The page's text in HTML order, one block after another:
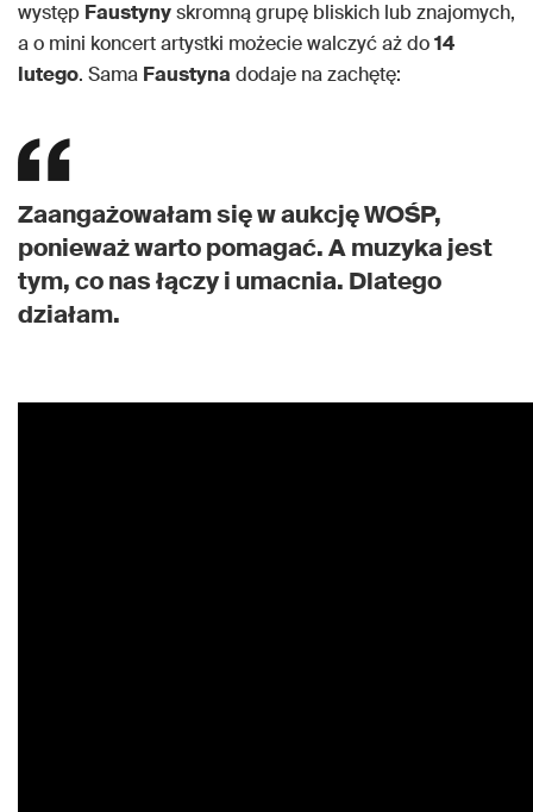
występ Faustynyskromną grupę bliskich lub znajomych,
a o mini koncert artystki możecie walczyć aż do14
lutego. Sama Faustyna dodaje na zachętę:
Zaangażowałam się w aukcję WOŚP,
ponieważ warto pomagać. A muzyka jest
tym, co nas łączy i umacnia. Dlatego
działam.